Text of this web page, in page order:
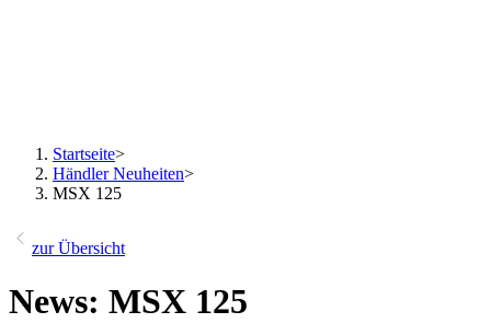
Startseite>
Händler Neuheiten>
MSX 125
zur Übersicht
News: MSX 125